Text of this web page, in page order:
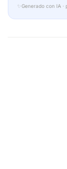
✨ Generado con IA